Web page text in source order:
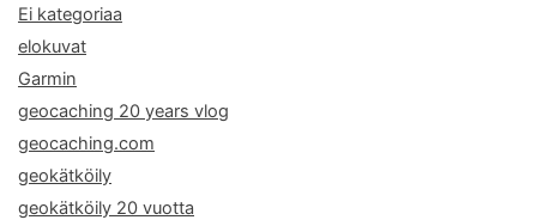
Ei kategoriaa
elokuvat
Garmin
geocaching 20 years vlog
geocaching.com
geokätköily
geokätköily 20 vuotta